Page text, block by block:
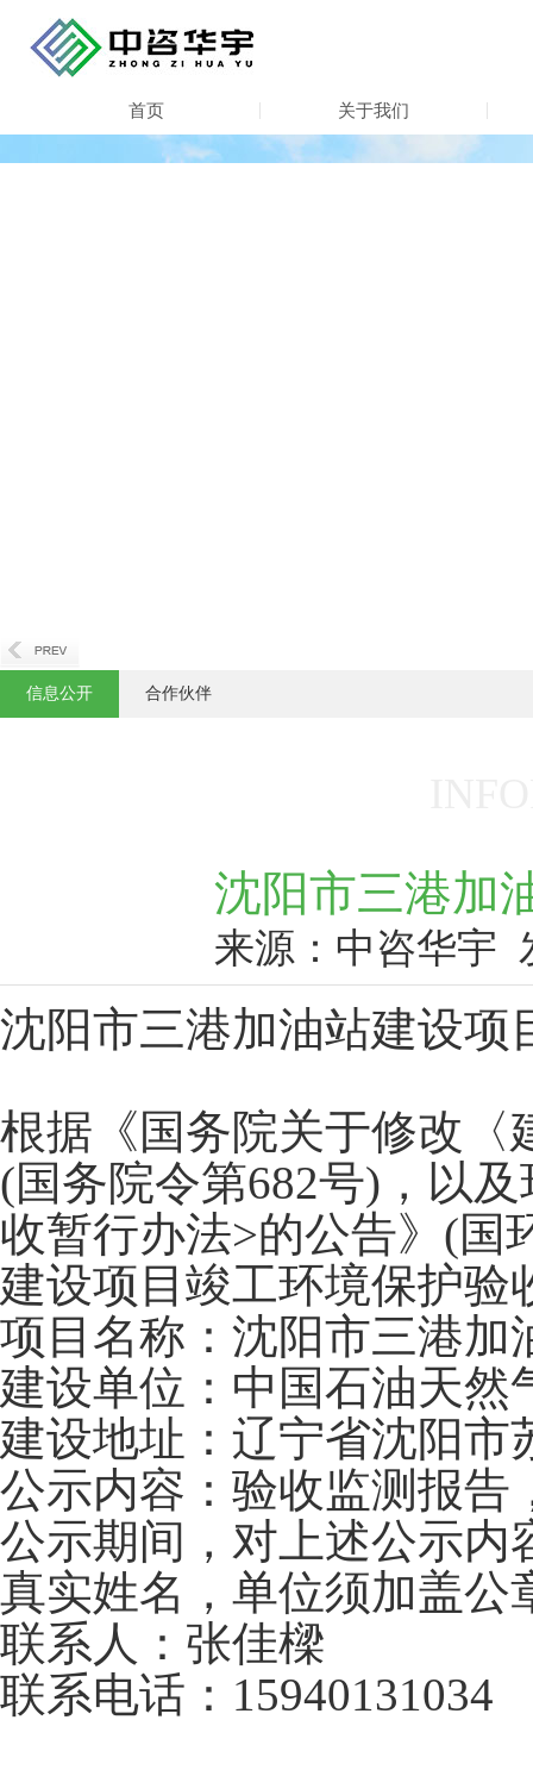
首页 关于我们
信息公开 合作伙伴
沈阳市三港加
来源：中咨华宇
沈阳市三港加油站建设项
根据《国务院关于修改〈
(国务院令第682号)，以
收暂行办法>的公告》(国
建设项目竣工环境保护验
项目名称：沈阳市三港加
建设单位：中国石油天然
建设地址：辽宁省沈阳市
公示内容：验收监测报告
公示期间，对上述公示内
真实姓名，单位须加盖公
联系人：张佳樑
联系电话：15940131034